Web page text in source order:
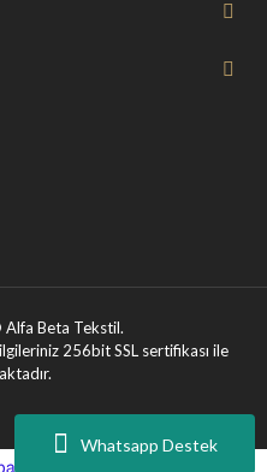
Whatsapp Destek
Beta Tekstil.
256bit SSL sertifikası ile